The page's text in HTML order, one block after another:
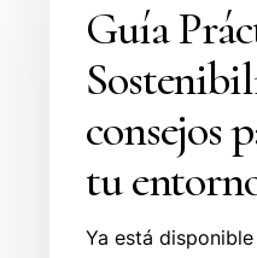
Sostenibilidad:
para
cuidar
entorno.
Guía
consejos
tu
Ya está